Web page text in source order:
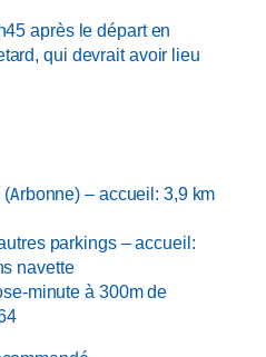
après le départ en
qui devrait avoir lieu
– accueil: 3,9 km
parkings – accueil:
navette
minute à 300m de